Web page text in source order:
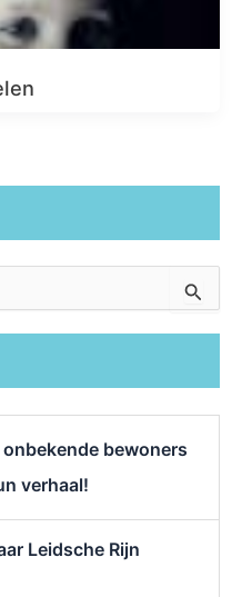
onbekende bewoners
verhaal!
Leidsche Rijn